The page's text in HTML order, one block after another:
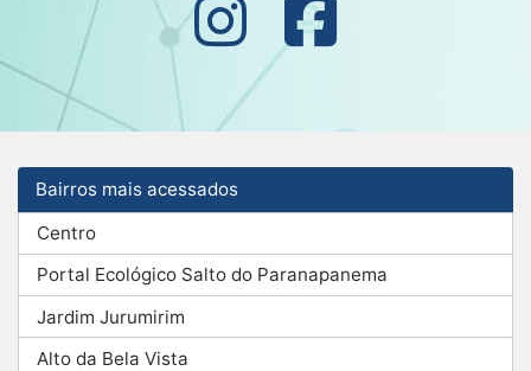
Bairros mais acessados
Centro
Portal Ecológico Salto do Paranapanema
Jardim Jurumirim
Alto da Bela Vista